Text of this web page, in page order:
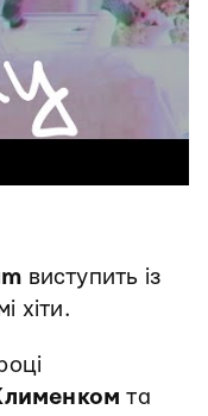
виступить із
хіти.
та